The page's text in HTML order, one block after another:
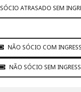
SÓCIO ATRASADO SEM
NÃO SÓCIO COM
NÃO SÓCIO SEM